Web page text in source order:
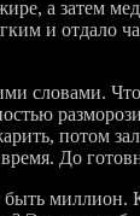
а затем
и отдало
словами.
потом
До
миллион.